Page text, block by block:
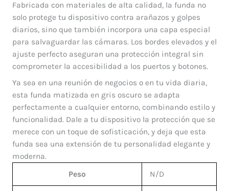
Fabricada con materiales de alta calidad, la funda no
solo protege tu dispositivo contra arañazos y golpes
diarios, sino que también incorpora una capa especial
para salvaguardar las cámaras. Los bordes elevados y el
ajuste perfecto aseguran una protección integral sin
comprometer la accesibilidad a los puertos y botones.
Ya sea en una reunión de negocios o en tu vida diaria,
esta funda matizada en gris oscuro se adapta
perfectamente a cualquier entorno, combinando estilo y
funcionalidad. Dale a tu dispositivo la protección que se
merece con un toque de sofisticación, y deja que esta
funda sea una extensión de tu personalidad elegante y
moderna.
Peso
N/D